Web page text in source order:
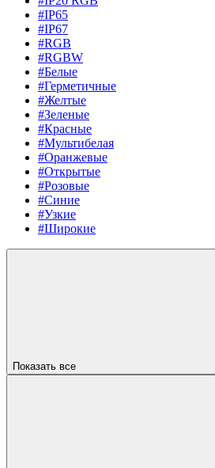
#IP65
#IP67
#RGB
#RGBW
#Белые
#Герметичные
#Желтые
#Зеленые
#Красные
#Мультибелая
#Оранжевые
#Открытые
#Розовые
#Синие
#Узкие
#Широкие
Показать все